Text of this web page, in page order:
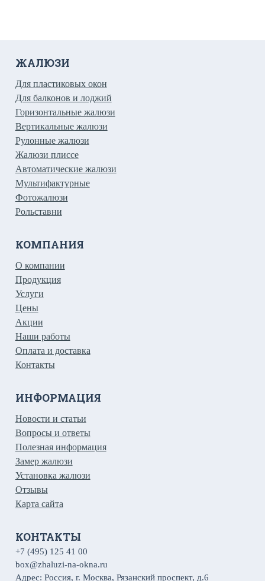
ЖАЛЮЗИ
Для пластиковых окон
Для балконов и лоджий
Горизонтальные жалюзи
Вертикальные жалюзи
Рулонные жалюзи
Жалюзи плиссе
Автоматические жалюзи
Мультифактурные
Фотожалюзи
Рольставни
КОМПАНИЯ
О компании
Продукция
Услуги
Цены
Акции
Наши работы
Оплата и доставка
Контакты
ИНФОРМАЦИЯ
Новости и статьи
Вопросы и ответы
Полезная информация
Замер жалюзи
Установка жалюзи
Отзывы
Карта сайта
КОНТАКТЫ
+7 (495) 125 41 00
box@zhaluzi-na-okna.ru
Адрес: Россия, г. Москва, Рязанский проспект, д.6